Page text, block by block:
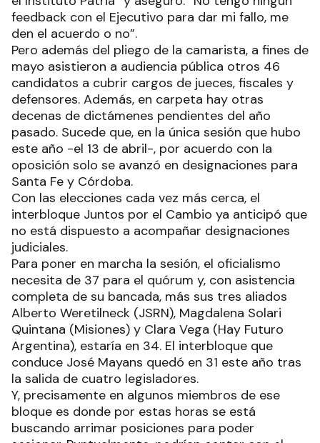
feedback con el Ejecutivo para dar mi fallo, me
den el acuerdo o no”.
Pero además del pliego de la camarista, a fines de
mayo asistieron a audiencia pública otros 46
candidatos a cubrir cargos de jueces, fiscales y
defensores. Además, en carpeta hay otras
decenas de dictámenes pendientes del año
pasado. Sucede que, en la única sesión que hubo
este año -el 13 de abril-, por acuerdo con la
oposición solo se avanzó en designaciones para
Santa Fe y Córdoba.
Con las elecciones cada vez más cerca, el
interbloque Juntos por el Cambio ya anticipó que
no está dispuesto a acompañar designaciones
judiciales.
Para poner en marcha la sesión, el oficialismo
necesita de 37 para el quórum y, con asistencia
completa de su bancada, más sus tres aliados
Alberto Weretilneck (JSRN), Magdalena Solari
Quintana (Misiones) y Clara Vega (Hay Futuro
Argentina), estaría en 34. El interbloque que
conduce José Mayans quedó en 31 este año tras
la salida de cuatro legisladores.
Y, precisamente en algunos miembros de ese
bloque es donde por estas horas se está
buscando arrimar posiciones para poder